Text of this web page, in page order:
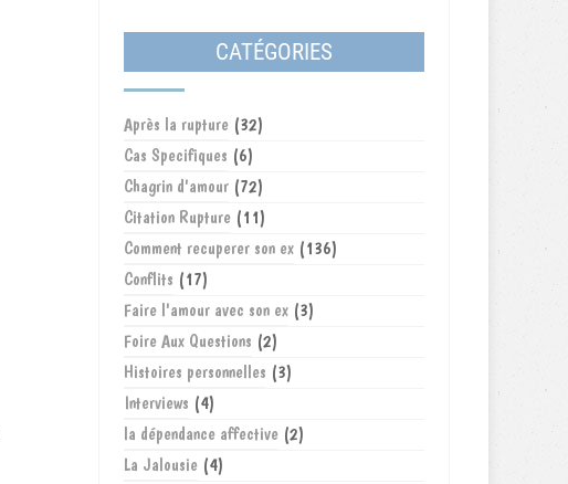
CATÉGORIES
Après la rupture(32)
Cas Specifiques (6)
Chagrin d'amour(72)
Citation Rupture(11)
Comment recuperer son ex(136)
Conflits (17)
Faire l'amour avec son ex(3)
Foire Aux Questions (2)
Histoires personnelles (3)
Interviews (4)
la dépendance affective(2)
La Jalousie(4)